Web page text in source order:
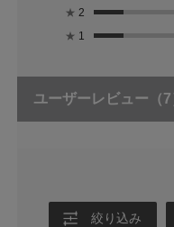
★ 2
★ 1
ユーザーレビュー （7
絞り込み